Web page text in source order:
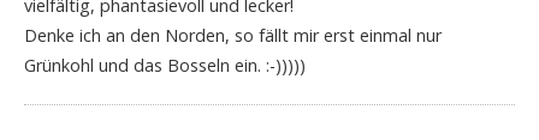
vielfältig, phantasievoll und lecker!
Denke ich an den Norden, so fällt mir erst einmal nur
Grünkohl und das Bosseln ein. :-)))))